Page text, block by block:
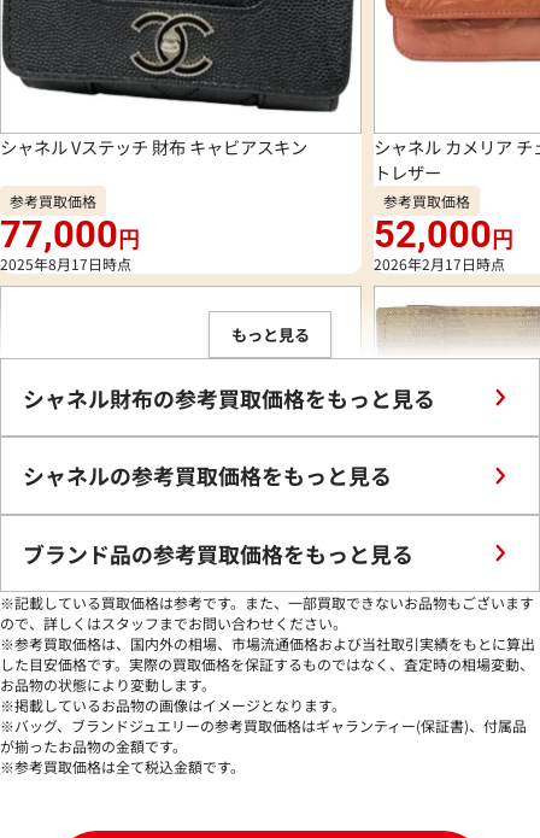
シャネル Vステッチ 財布 キャビアスキン
参考買取価格
77,000円
2025年8月17日時点
シャネル カメリア
トレザー
参考買取価格
52,000円
2026年2月17日時点
シャネル バタフライカメリア 財布 レザー
参考買取価格
27,000円
2026年6月3日時点
シャネル ニュートラ
25,000円
もっと見る
シャネル財布の参考買取価格をもっと見る
シャネルの参考買取価格をもっと見る
ブランド品の参考買取価格をもっと見る
※記載している買取価格は参考です。また、一部買取できないお品物もございます
ので、詳しくはスタッフまでお問い合わせください。
※参考買取価格は、国内外の相場、市場流通価格および当社取引実績をもとに算出
した目安価格です。実際の買取価格を保証するものではなく、査定時の相場変動、
お品物の状態により変動します。
※掲載しているお品物の画像はイメージとなります。
※バッグ、ブランドジュエリーの参考買取価格はギャランティー(保証書)、付属品
が揃ったお品物の金額です。
※参考買取価格は全て税込金額です。